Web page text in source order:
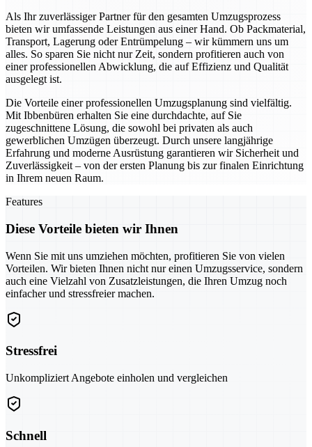
Als Ihr zuverlässiger Partner für den gesamten Umzugsprozess
bieten wir umfassende Leistungen aus einer Hand. Ob Packmaterial,
Transport, Lagerung oder Entrümpelung – wir kümmern uns um
alles. So sparen Sie nicht nur Zeit, sondern profitieren auch von
einer professionellen Abwicklung, die auf Effizienz und Qualität
ausgelegt ist.
Die Vorteile einer professionellen Umzugsplanung sind vielfältig.
Mit Ibbenbüren erhalten Sie eine durchdachte, auf Sie
zugeschnittene Lösung, die sowohl bei privaten als auch
gewerblichen Umzügen überzeugt. Durch unsere langjährige
Erfahrung und moderne Ausrüstung garantieren wir Sicherheit und
Zuverlässigkeit – von der ersten Planung bis zur finalen Einrichtung
in Ihrem neuen Raum.
Features
Diese Vorteile bieten wir Ihnen
Wenn Sie mit uns umziehen möchten, profitieren Sie von vielen
Vorteilen. Wir bieten Ihnen nicht nur einen Umzugsservice, sondern
auch eine Vielzahl von Zusatzleistungen, die Ihren Umzug noch
einfacher und stressfreier machen.
Stressfrei
Unkompliziert Angebote einholen und vergleichen
Schnell